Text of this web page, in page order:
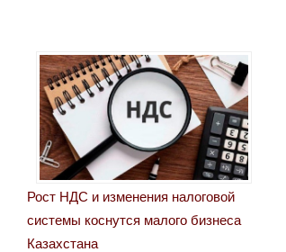
Рост НДС и изменения налоговой
системы коснутся малого бизнеса
Казахстана